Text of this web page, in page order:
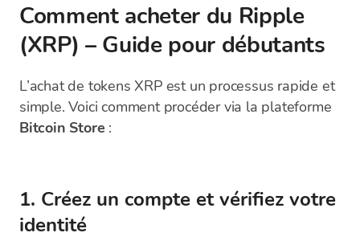
Comment acheter du Ripple
(XRP) – Guide pour débutants
L’achat de tokens XRP est un processus rapide et
simple. Voici comment procéder via la plateforme
Bitcoin Store :
1. Créez un compte et vérifiez votre
identité